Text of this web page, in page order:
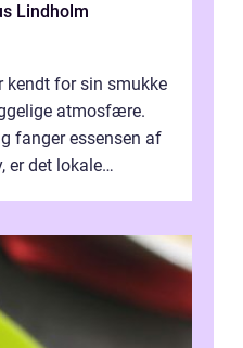
Lindholm
kendt for sin smukke
atmosfære.
fanger essensen af
er det lokale